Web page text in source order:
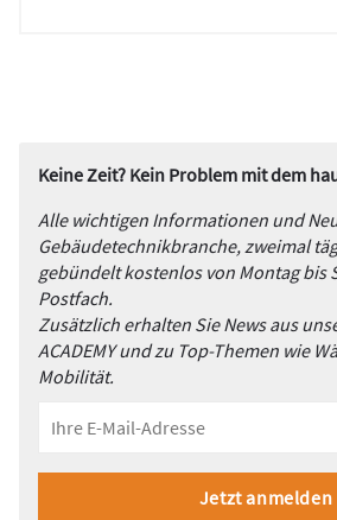
Keine Zeit? Kein Problem mit dem
Alle wichtigen Informationen und
Gebäudetechnikbranche, zweimal
gebündelt kostenlos von Montag bis
Postfach.
Zusätzlich erhalten Sie News aus
ACADEMY und zu Top-Themen wie
Mobilität.